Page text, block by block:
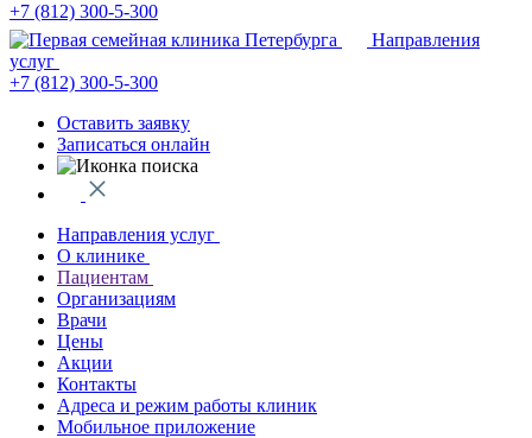
+7 (812) 300-5-300
Направления
услуг
+7 (812) 300-5-300
Оставить заявку
Записаться онлайн
Направления услуг
О клинике
Пациентам
Организациям
Врачи
Цены
Акции
Контакты
Адреса и режим работы клиник
Мобильное приложение